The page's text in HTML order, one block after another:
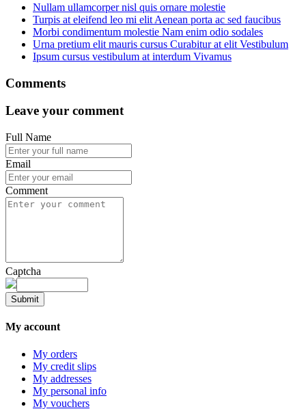
Nullam ullamcorper nisl quis ornare molestie
Turpis at eleifend leo mi elit Aenean porta ac sed faucibus
Morbi condimentum molestie Nam enim odio sodales
Urna pretium elit mauris cursus Curabitur at elit Vestibulum
Ipsum cursus vestibulum at interdum Vivamus
Comments
Leave your comment
Full Name
Email
Comment
Captcha
Submit
My account
My orders
My credit slips
My addresses
My personal info
My vouchers